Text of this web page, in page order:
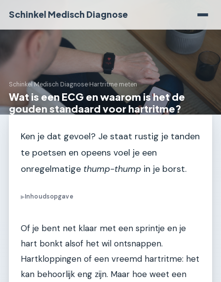
Schinkel Medisch Diagnose
Schinkel Medisch Diagnose›Hartritme meten
Wat is een ECG en waarom is het de
gouden standaard voor hartritme?
Ken je dat gevoel? Je staat rustig je tanden
te poetsen en opeens voel je een
onregelmatige thump-thump in je borst.
▶Inhoudsopgave
Of je bent net klaar met een sprintje en je
hart bonkt alsof het wil ontsnappen.
Hartkloppingen of een vreemd hartritme: het
kan behoorlijk eng zijn. Maar hoe weet een